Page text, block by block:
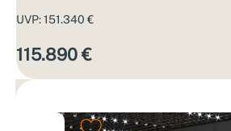
UVP: 151.340 €
115.890 €